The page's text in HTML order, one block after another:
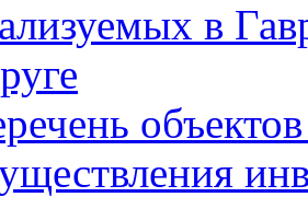
в